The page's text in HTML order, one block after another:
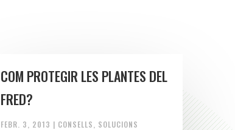
COM PROTEGIR LES PLANTES DEL
FRED?
FEBR. 3, 2013 | CONSELLS SOLUCIONS